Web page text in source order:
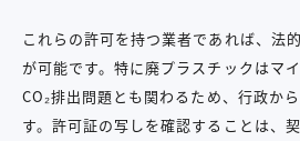
これらの許可を持つ業者であれば、法
が可能です。特に廃プラスチックはマ
CO₂排出問題とも関わるため、行政か
す。許可証の写しを確認することは、